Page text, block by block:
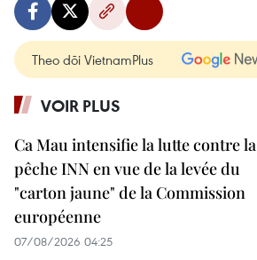
Theo dõi VietnamPlus
VOIR PLUS
Ca Mau intensifie la lutte contre la
pêche INN en vue de la levée du
"carton jaune" de la Commission
européenne
07/08/2026 04:25